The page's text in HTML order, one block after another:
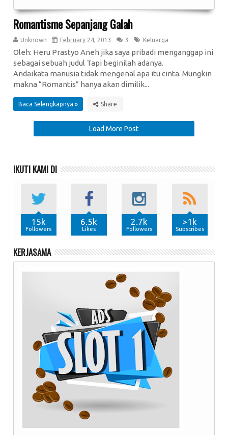
Romantisme Sepanjang Galah
Unknown February 24, 2013 3 Keluarga
Oleh: Heru Prastyo Aneh jika saya pribadi menganggap ini
sebagai sebuah judul Tapi beginilah adanya.
Andaikata manusia tidak mengenal apa itu cinta. Mungkin
makna “Romantis” hanya akan dimilik...
Baca Selengkapnya »
Load More Post
IKUTI KAMI DI
15k
Followers
6.5k
Likes
2.7k
Followers
>1k
Subscribes
KERJASAMA